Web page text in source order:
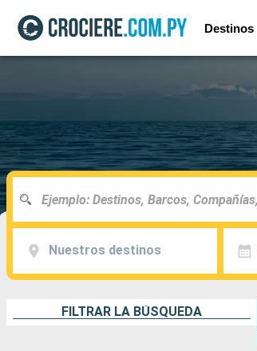
Destinos
Nuestros destinos
FILTRAR LA BÚSQUEDA